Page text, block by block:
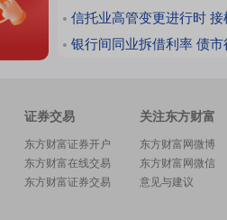
信托业高管变更进行时
银行间同业拆借利率 债市
证券交易
东方财富证券开户
东方财富在线交易
东方财富证券交易
关注东方财富
东方财富网微博
东方财富网微信
意见与建议